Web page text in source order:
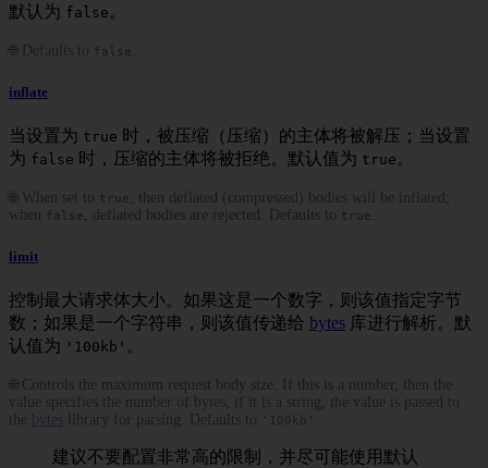
默认为 false 。
🌐 Defaults to false
inflate
当设置为 true 时，被压缩（压缩）的主体将被解压；当设置
为 false 时，压缩的主体将被拒绝。默认值为 true 。
🌐 When set to true
, then deflated (compressed) bodies will be inflated;
when false , deflated bodies are rejected. Defaults to true
limit
控制最大请求体大小。如果这是一个数字，则该值指定字节
数；如果是一个字符串，则该值传递给 bytes 库进行解析。默
认值为 '100kb' 。
🌐 Controls the maximum request body size. If this is a number, then the
value specifies the number of bytes; if it is a string, the value is passed to
the
bytes library for parsing. Defaults to '100kb'
建议不要配置非常高的限制，并尽可能使用默认